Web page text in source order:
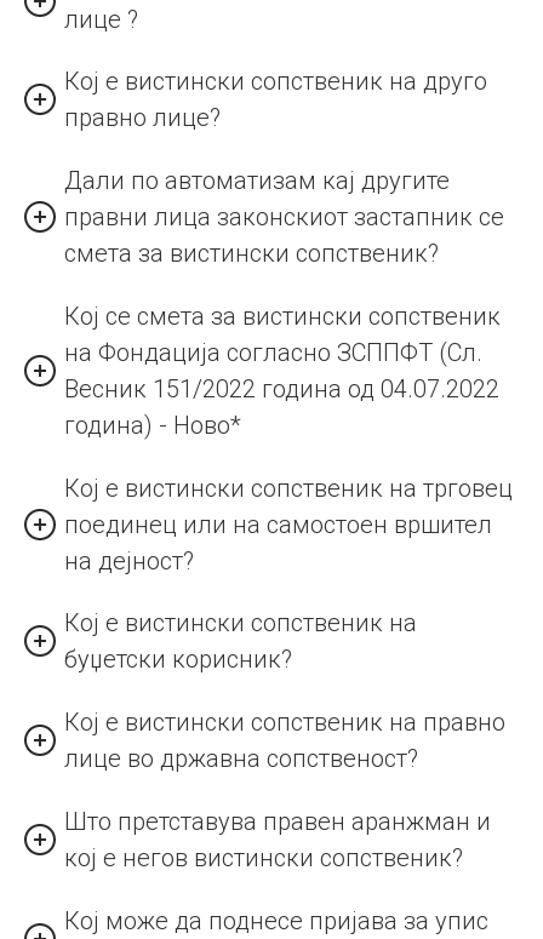
лице ?
Кој е вистински сопственик на друго
правно лице?
Дали по автоматизам кај другите
правни лица законскиот застапник се
смета за вистински сопственик?
Кој се смета за вистински сопственик
на Фондација согласно ЗСППФТ (Сл.
Весник 151/2022 година од 04.07.2022
година) - Ново*
Кој е вистински сопственик на трговец
поединец или на самостоен вршител
на дејност?
Кој е вистински сопственик на
буџетски корисник?
Кој е вистински сопственик на правно
лице во државна сопственост?
Што претставува правен аранжман и
кој е негов вистински сопственик?
Кој може да поднесе пријава за упис